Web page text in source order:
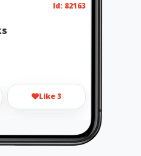
Id: 82163
Like 3